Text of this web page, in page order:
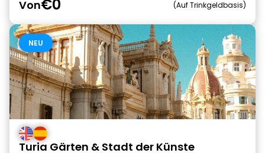
Von€0 Auf Trinkgeldbasis
NEU
Turia Gärten & Stadt der Künste